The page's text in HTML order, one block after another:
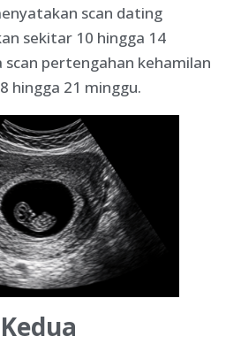
scan dating
sekitar 10 hingga 14
scan pertengahan kehamilan
hingga 21 minggu.